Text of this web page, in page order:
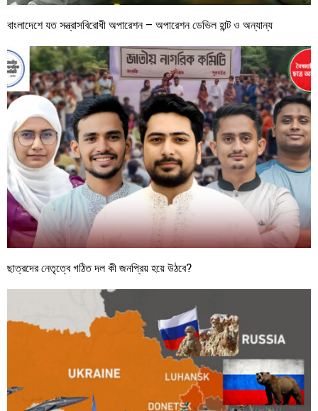
বাংলাদেশে যত সন্ত্রাসবিরোধী অপারেশন – অপারেশন ডেভিল হান্ট ও অন্যান্য
ছাত্রদের নেতৃত্বে গঠিত দল কী জনপ্রিয় হয়ে উঠবে?